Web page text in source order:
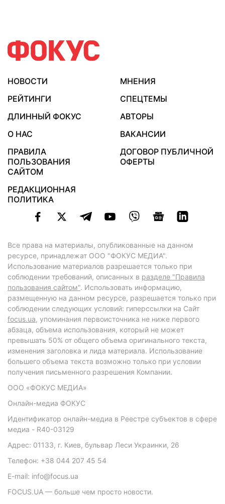
НОВОСТИ
МНЕНИЯ
РЕЙТИНГИ
СПЕЦТЕМЫ
ДЛИННЫЙ ФОКУС
АВТОРЫ
О НАС
ВАКАНСИИ
ПРАВИЛА
ПОЛЬЗОВАНИЯ
САЙТОМ
ДОГОВОР ПУБЛИЧНОЙ
ОФЕРТЫ
РЕДАКЦИОННАЯ
ПОЛИТИКА
Все права на материалы, опубликованные на данном
ресурсе, принадлежат ООО "ФОКУС МЕДИА".
Использование материалов разрешается только при
соблюдении требований, описанных в разделе "Правила
пользования сайтом". Использовать информацию,
размещенную на данном ресурсе, разрешается только при
соблюдении следующих условий: гиперссылки на Сайт
focus.ua, упоминания первоисточника не ниже первого
абзаца, объема использования, который не может
превышать 50% от общего объема оригинального текста,
изменения заголовка и лида материала. Использование
большего объема текста возможно только при условии
получения письменного разрешения Компании.
ООО «ФОКУС МЕДИА»
Онлайн-медиа ФОКУС
Идентификатор онлайн-медиа в Реестре субъектов в сфере
медиа - R40-03129
Адрес: 01133, г. Киев, бульвар Леси Украинки, 26
Телефон: +38 044 207 45 54
E-mail: info@focus.ua
FOCUS.UA — больше чем просто новости.